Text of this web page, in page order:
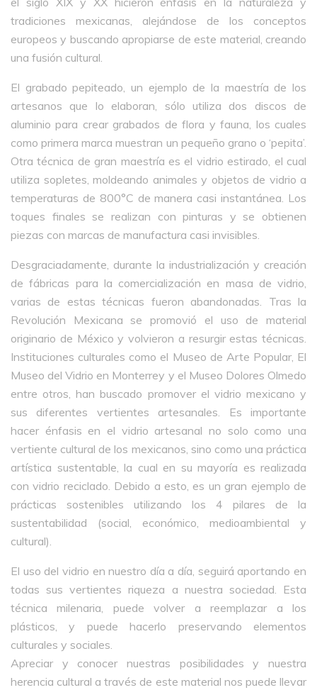
tradiciones mexicanas, alejándose de los conceptos
europeos y buscando apropiarse de este material, creando
una fusión cultural.
El grabado pepiteado, un ejemplo de la maestría de los
artesanos que lo elaboran, sólo utiliza dos discos de
aluminio para crear grabados de flora y fauna, los cuales
como primera marca muestran un pequeño grano o ‘pepita’.
Otra técnica de gran maestría es el vidrio estirado, el cual
utiliza sopletes, moldeando animales y objetos de vidrio a
temperaturas de 800°C de manera casi instantánea. Los
toques finales se realizan con pinturas y se obtienen
piezas con marcas de manufactura casi invisibles.
Desgraciadamente, durante la industrialización y creación
de fábricas para la comercialización en masa de vidrio,
varias de estas técnicas fueron abandonadas. Tras la
Revolución Mexicana se promovió el uso de material
originario de México y volvieron a resurgir estas técnicas.
Instituciones culturales como el Museo de Arte Popular, El
Museo del Vidrio en Monterrey y el Museo Dolores Olmedo
entre otros, han buscado promover el vidrio mexicano y
sus diferentes vertientes artesanales. Es importante
hacer énfasis en el vidrio artesanal no solo como una
vertiente cultural de los mexicanos, sino como una práctica
artística sustentable, la cual en su mayoría es realizada
con vidrio reciclado. Debido a esto, es un gran ejemplo de
prácticas sostenibles utilizando los 4 pilares de la
sustentabilidad (social, económico, medioambiental y
cultural).
El uso del vidrio en nuestro día a día, seguirá aportando en
todas sus vertientes riqueza a nuestra sociedad. Esta
técnica milenaria, puede volver a reemplazar a los
plásticos, y puede hacerlo preservando elementos
culturales y sociales.
Apreciar y conocer nuestras posibilidades y nuestra
herencia cultural a través de este material nos puede llevar